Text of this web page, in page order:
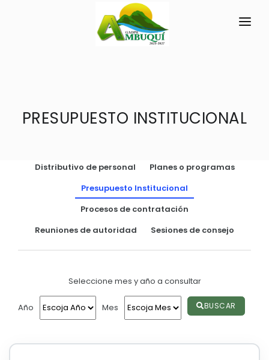
RESEÑA HISTÓRICA
Ubicación
GAD
GESTIÓN Y PRESUPUESTO
GESTIÓN INSTITUCIONAL
Convocatorias
GESTIÓN ADMINISTRATIVA
MECANISMOS DE PARTICIPACIÓN
CIUDADANÍA ACTIVA
PRESUPUESTO INSTITUCIONAL
Distributivo de personal
Planes o programas
Presupuesto Institucional
Procesos de contratación
Reuniones de autoridad
Sesiones de consejo
Seleccione mes y año a consultar
Año Mes BUSCAR